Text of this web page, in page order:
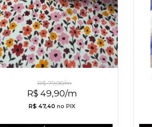
R$ 49,90/m
R$ 79,90/m
R$ 47,40 no PIX